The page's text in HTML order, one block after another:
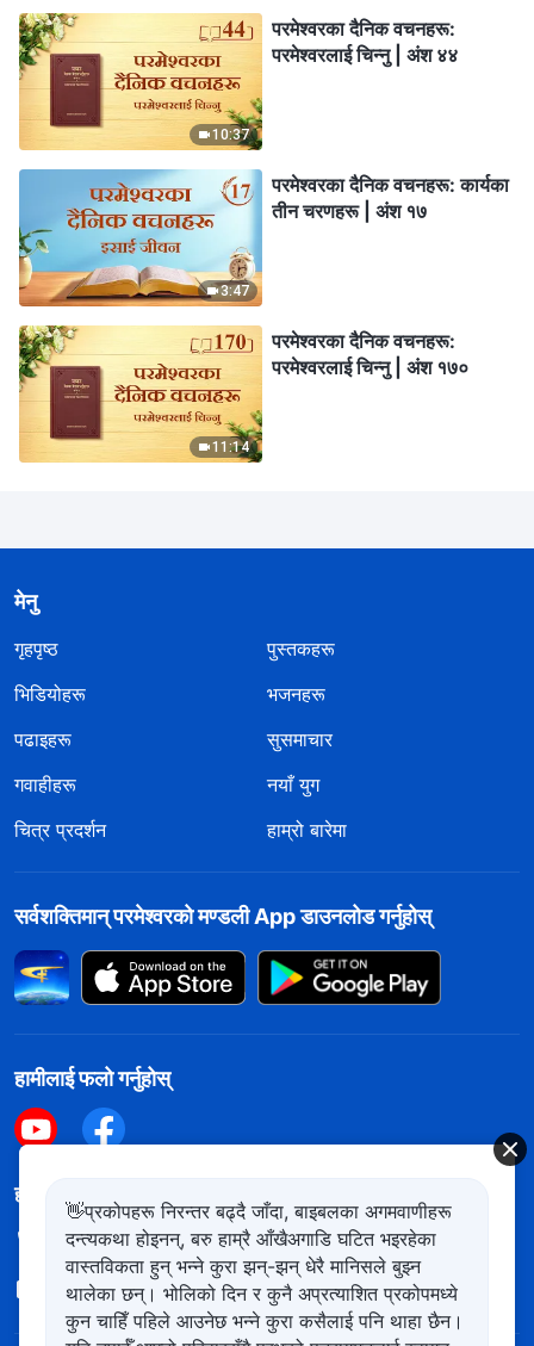
10:37
परमेश्‍वरका दैनिक वचनहरू:
परमेश्‍वरलाई चिन्‍नु | अंश ४४
3:47
परमेश्‍वरका दैनिक वचनहरू: कार्यका
तीन चरणहरू | अंश १७
11:14
परमेश्‍वरका दैनिक वचनहरू:
परमेश्‍वरलाई चिन्‍नु | अंश १७०
मेनु
गृहपृष्ठ
पुस्तकहरू
भिडियोहरू
भजनहरू
पढाइहरू
सुसमाचार
गवाहीहरू
नयाँ युग
चित्र प्रदर्शन
हाम्रो बारेमा
सर्वशक्तिमान्‌ परमेश्‍वरको मण्डली App डाउनलोड गर्नुहोस्
हामीलाई फलो गर्नुहोस्
हामीलाई सम्पर्क गर्नुहोस
+977-981-140-9021
contact.ne@kingdomsalvation.org
👋प्रकोपहरू निरन्तर बढ्दै जाँदा, बाइबलका अगमवाणीहरू
दन्त्यकथा होइनन्, बरु हाम्रै आँखैअगाडि घटित भइरहेका
वास्तविकता हुन् भन्ने कुरा झन्-झन् धेरै मानिसले बुझ्न
थालेका छन्। भोलिको दिन र कुनै अप्रत्याशित प्रकोपमध्ये
कुन चाहिँ पहिले आउनेछ भन्ने कुरा कसैलाई पनि थाहा छैन।